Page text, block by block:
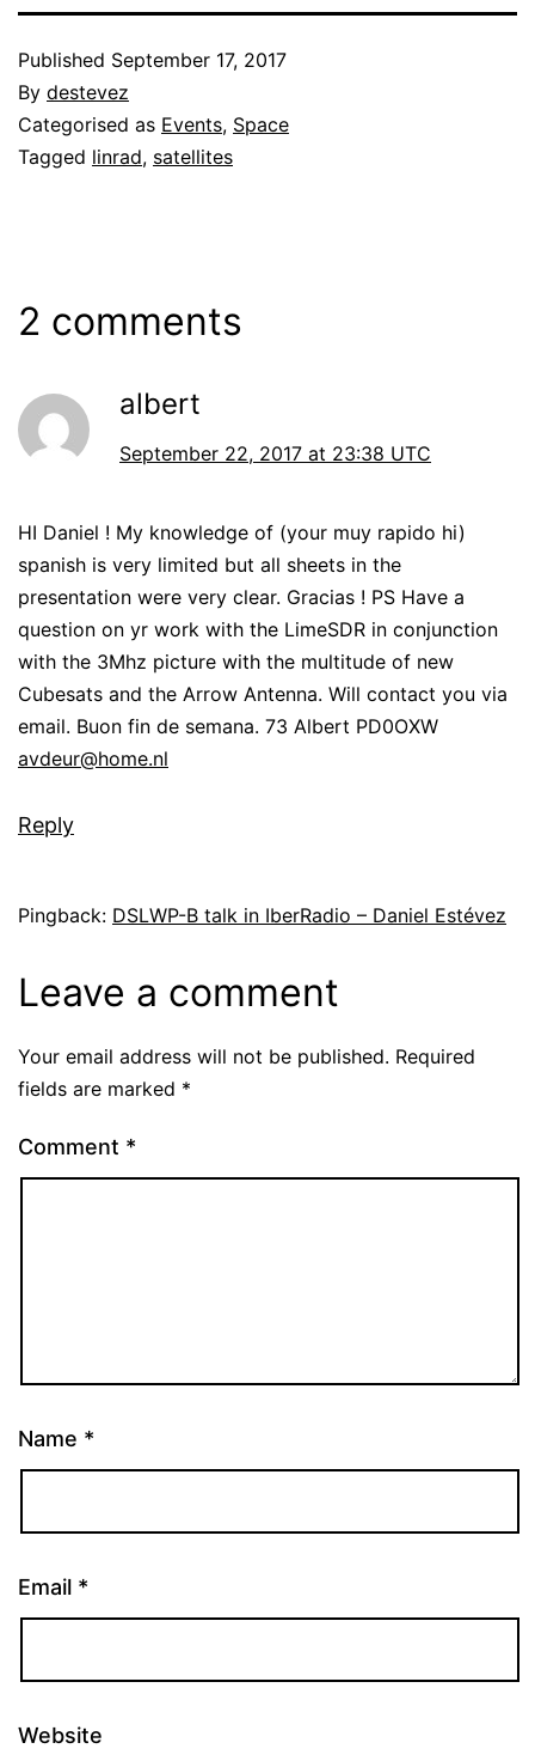
Published September 17, 2017
By destevez
Categorised as Events, Space
Tagged linrad, satellites
2 comments
albert
September 22, 2017 at 23:38 UTC
HI Daniel ! My knowledge of (your muy rapido hi)
spanish is very limited but all sheets in the
presentation were very clear. Gracias ! PS Have a
question on yr work with the LimeSDR in conjunction
with the 3Mhz picture with the multitude of new
Cubesats and the Arrow Antenna. Will contact you via
email. Buon fin de semana. 73 Albert PD0OXW
avdeur@home.nl
Reply
Pingback: DSLWP-B talk in IberRadio – Daniel Estévez
Leave a comment
Your email address will not be published. Required
fields are marked *
Comment *
Name *
Email *
Website